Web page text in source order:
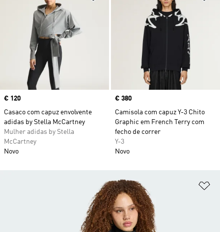
Price
€ 120
Casaco com capuz envolvente
adidas by Stella McCartney
Mulher adidas by Stella
McCartney
Novo
Price
€ 380
Camisola com capuz Y-3 Chito
Graphic em French Terry com
fecho de correr
Y-3
Novo